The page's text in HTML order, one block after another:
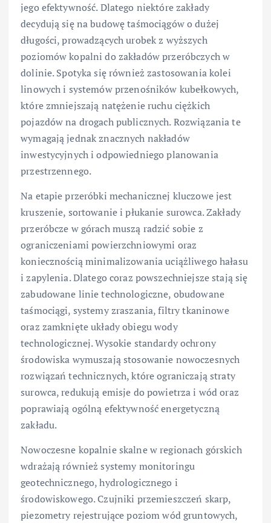
jego efektywność. Dlatego niektóre zakłady
decydują się na budowę taśmociągów o dużej
długości, prowadzących urobek z wyższych
poziomów kopalni do zakładów przeróbczych w
dolinie. Spotyka się również zastosowania kolei
linowych i systemów przenośników kubełkowych,
które zmniejszają natężenie ruchu ciężkich
pojazdów na drogach publicznych. Rozwiązania te
wymagają jednak znacznych nakładów
inwestycyjnych i odpowiedniego planowania
przestrzennego.
Na etapie przeróbki mechanicznej kluczowe jest
kruszenie, sortowanie i płukanie surowca. Zakłady
przeróbcze w górach muszą radzić sobie z
ograniczeniami powierzchniowymi oraz
koniecznością minimalizowania uciążliwego hałasu
i zapylenia. Dlatego coraz powszechniejsze stają się
zabudowane linie technologiczne, obudowane
taśmociągi, systemy zraszania, filtry tkaninowe
oraz zamknięte układy obiegu wody
technologicznej. Wysokie standardy ochrony
środowiska wymuszają stosowanie nowoczesnych
rozwiązań technicznych, które ograniczają straty
surowca, redukują emisje do powietrza i wód oraz
poprawiają ogólną efektywność energetyczną
zakładu.
Nowoczesne kopalnie skalne w regionach górskich
wdrażają również systemy monitoringu
geotechnicznego, hydrologicznego i
środowiskowego. Czujniki przemieszczeń skarp,
piezometry rejestrujące poziom wód gruntowych,